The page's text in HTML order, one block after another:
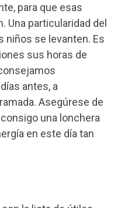
para que esas
Una particularidad del
niños se levanten. Es
sus horas de
antes, a
Asegúrese de
una lonchera
en este día tan